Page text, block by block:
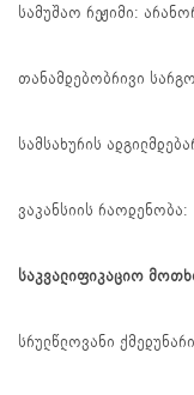
სამუშაო რეჟიმი:
სამსახურის
ვაკანსიის რაოდენობა:
საკვალიფიკაციო
სრულწლოვანი